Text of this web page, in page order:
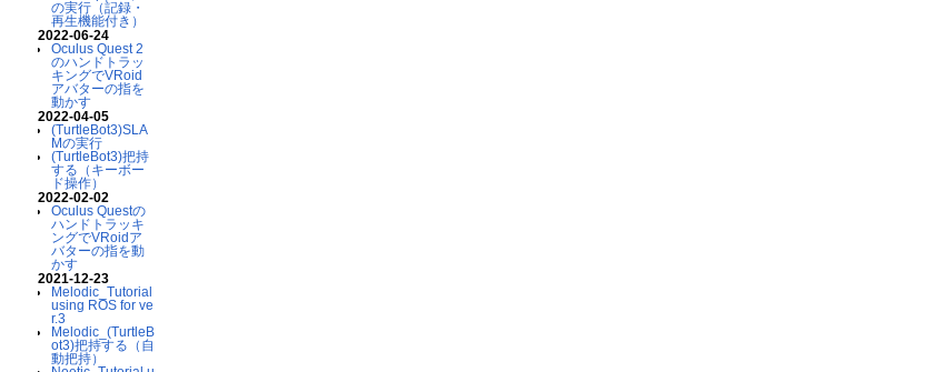
の実行（記録・
再生機能付き）
2022-06-24
Oculus Quest 2
のハンドトラッ
キングでVRoid
アバターの指を
動かす
2022-04-05
(TurtleBot3)SLA
Mの実行
(TurtleBot3)把持
する（キーボー
ド操作）
2022-02-02
Oculus Questの
ハンドトラッキ
ングでVRoidア
バターの指を動
かす
2021-12-23
Melodic_Tutorial
using ROS for ve
r.3
Melodic_(TurtleB
ot3)把持する（自
動把持）